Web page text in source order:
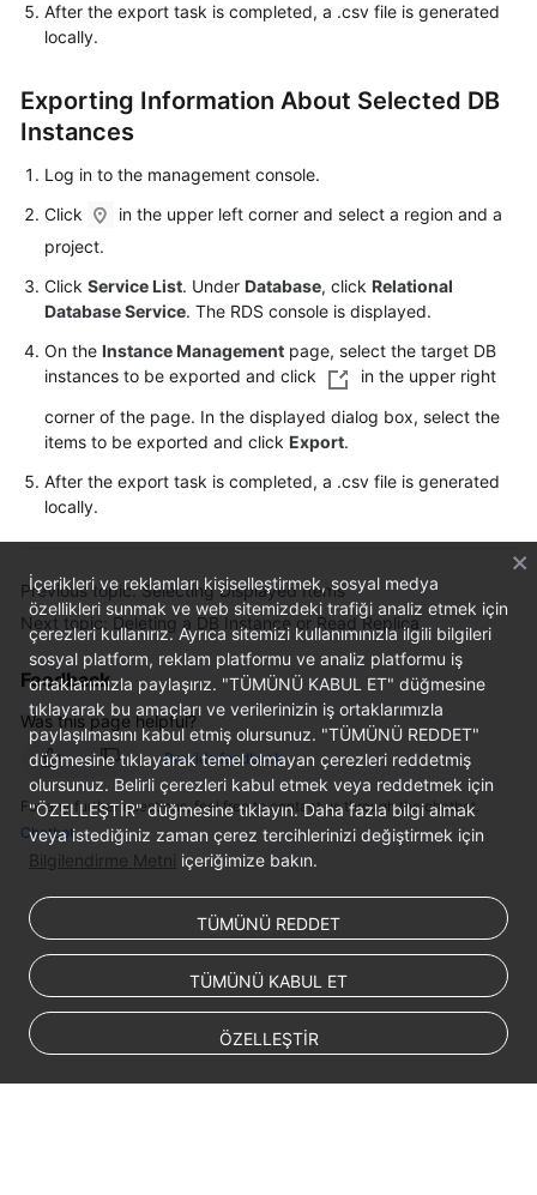
SDK
FAQs
Troubleshooting
Videos
Glossary
More
Documents
General
Reference
Shared
Responsibilities
Service
Level
Agreement
White
Papers
Endpoints
After the export task is completed, a .csv file is generated
locally.
Exporting Information About Selected DB
Instances
Log in to the management console.
Click
in the upper left corner and select a region and a
project.
Click Service List. Under Database, click Relational
Database Service. The RDS console is displayed.
On the Instance Management page, select the target DB
instances to be exported and click
in the upper right
corner of the page. In the displayed dialog box, select the
items to be exported and click Export.
After the export task is completed, a .csv file is generated
locally.
Previous topic: Selecting Displayed Items
Next topic: Deleting a DB Instance or Read Replica
Feedback
Was this page helpful?
Provide feedback
For any further questions, feel free to contact us through the chatbot.
Chatbot
İçerikleri ve reklamları kişiselleştirmek, sosyal medya
özellikleri sunmak ve web sitemizdeki trafiği analiz etmek için
çerezleri kullanırız. Ayrıca sitemizi kullanımınızla ilgili bilgileri
sosyal platform, reklam platformu ve analiz platformu iş
ortaklarımızla paylaşırız. "TÜMÜNÜ KABUL ET" düğmesine
tıklayarak bu amaçları ve verilerinizin iş ortaklarımızla
paylaşılmasını kabul etmiş olursunuz. "TÜMÜNÜ REDDET"
düğmesine tıklayarak temel olmayan çerezleri reddetmiş
olursunuz. Belirli çerezleri kabul etmek veya reddetmek için
"ÖZELLEŞTİR" düğmesine tıklayın. Daha fazla bilgi almak
veya istediğiniz zaman çerez tercihlerinizi değiştirmek için
Bilgilendirme Metni içeriğimize bakın.
TÜMÜNÜ REDDET
TÜMÜNÜ KABUL ET
ÖZELLEŞTİR